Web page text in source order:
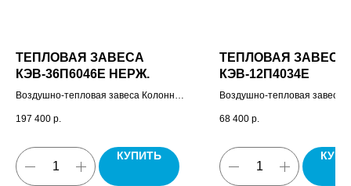
ТЕПЛОВАЯ ЗАВЕСА
КЭВ-36П6046E НЕРЖ.
Воздушно-тепловая завеса Колонна
кабель управления 7x0,5, паспорт.
197 400 р.
КУПИТЬ
ТЕПЛОВАЯ ЗАВЕСА
КЭВ-12П4034E
Воздушно-тепловая завеса
комплект крепежных
68 400 р.